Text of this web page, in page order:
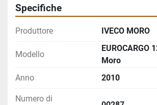
30 M. e diametro di 80 mm.
Pompa Acqua PRATISSOLI KS32 (da
200 bar) Naspo Posteriore A
da 3/4"Naspo Laterale IDRAULICO
1/2"
Flussaggio SI Chiusura del Fondo
IDRAULICA (a Cunei idraulici regolabili)
Radiocomando SI Multifunzione IMET
Specifiche
Produttore IVECO MORO
Modello
EUROCARGO
Moro
Anno
2010
Numero di